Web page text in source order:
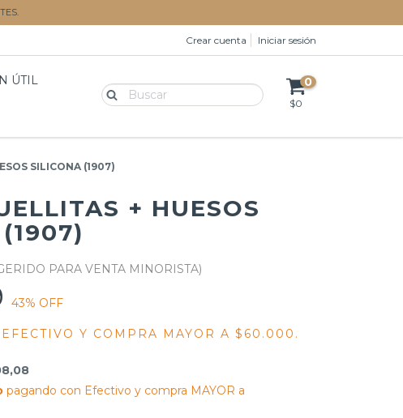
Crear cuenta Iniciar sesión
ÚTIL 0
$0
SILICONA (1907)
+ HUESOS
43% OFF
EFECTIVO Y COMPRA MAYOR A $60.000.
pagando con Efectivo y compra MAYOR a